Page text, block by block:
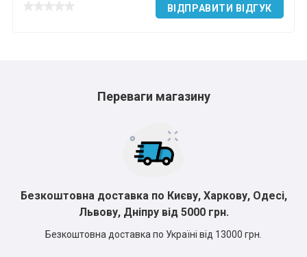
ВІДПРАВИТИ ВІДГУК
Переваги магазину
Безкоштовна доставка по Києву, Харкову, Одесі,
Львову, Дніпру від 5000 грн.
Безкоштовна доставка по Україні від 13000 грн.